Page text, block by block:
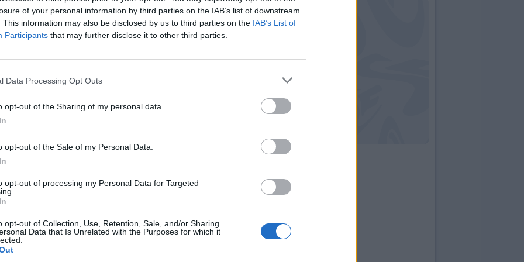
of your personal information by third parties on the IAB’s list of downstream
This information may also be disclosed by us to third parties on the IAB’s List of
Participants that may further disclose it to other third parties.
Data Processing Opt Outs
opt-out of the Sharing of my personal data.
opt-out of the Sale of my Personal Data.
opt-out of processing my Personal Data for Targeted
opt-out of Collection, Use, Retention, Sale, and/or Sharing
Data that Is Unrelated with the Purposes for which it
Hernandez
arrivato il momento di dire addio.
con sogni, voglia e l’entusiasmo di indossare
me ne vado dopo aver vissuto momenti
Serie A e della Supercoppa Italiana, e
lo spogliatoio con persone straordinarie.
a ogni allenatore che ha creduto in me, e
la sua vicinanza, visione e leadership.
che è sempre stata presente, nei momenti
vostro sostegno è stato un privilegio che non
per sempre nel cuore.
non è stata facile. Ho sempre saputo
sempre stata la mia priorità. Ma,